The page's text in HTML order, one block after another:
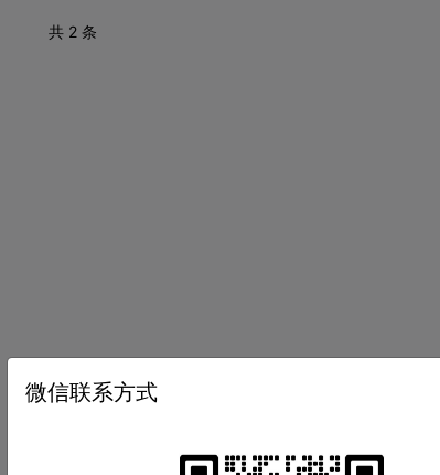
的需求和目标。如
共 2 条
微信联系方式